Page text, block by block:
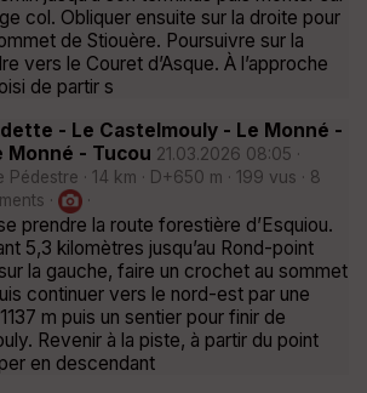
col. Obliquer ensuite sur la droite pour
de Stiouère. Poursuivre sur la
vers le Couret d’Asque. À l’approche
de partir s
- Le Castelmouly - Le Monné -
Monné - Tucou 21.03.2026 08:05 ·
Pédestre · 14 km · D+650 m · 199 vus · 8
·
·
prendre la route forestière d’Esquiou.
5,3 kilomètres jusqu’au Rond-point
la gauche, faire un crochet au sommet
continuer vers le nord-est par une
m puis un sentier pour finir de
Revenir à la piste, à partir du point
en descendant